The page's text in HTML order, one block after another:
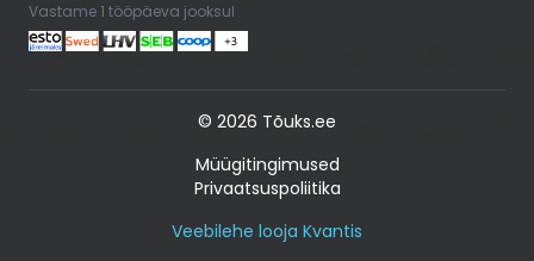
Vastame 1 tööpäeva jooksul
© 2026 Tõuks.ee
Müügitingimused
Privaatsuspoliitika
Veebilehe looja Kvantis